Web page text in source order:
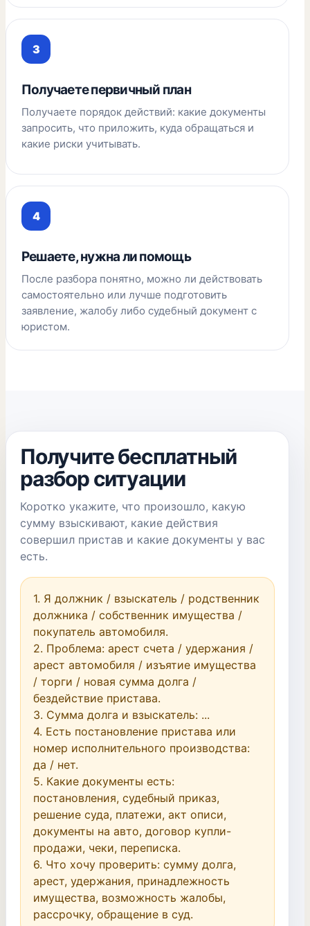
Получаете первичный план
Получаете порядок действий: какие документы
запросить, что приложить, куда обращаться и
какие риски учитывать.
Решаете, нужна ли помощь
После разбора понятно, можно ли действовать
самостоятельно или лучше подготовить
заявление, жалобу либо судебный документ с
юристом.
Получите бесплатный
разбор ситуации
Коротко укажите, что произошло, какую
сумму взыскивают, какие действия
совершил пристав и какие документы у вас
есть.
1. Я должник / взыскатель / родственник
должника / собственник имущества /
покупатель автомобиля.
2. Проблема: арест счета / удержания /
арест автомобиля / изъятие имущества
/ торги / новая сумма долга /
бездействие пристава.
3. Сумма долга и взыскатель: ...
4. Есть постановление пристава или
номер исполнительного производства:
да / нет.
5. Какие документы есть:
постановления, судебный приказ,
решение суда, платежи, акт описи,
документы на авто, договор купли-
продажи, чеки, переписка.
6. Что хочу проверить: сумму долга,
арест, удержания, принадлежность
имущества, возможность жалобы,
рассрочку, обращение в суд.